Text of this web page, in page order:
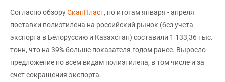
Согласно обзоруСканПласт, по итогам января - апреля
поставки полиэтилена на российский рынок (без учета
экспорта в Белоруссию и Казахстан) составили 1 133,36 тыс.
тонн, что на 39% больше показателя годом ранее. Выросло
предложение по всем видам полиэтилена, в том числе и за
счет сокращения экспорта.